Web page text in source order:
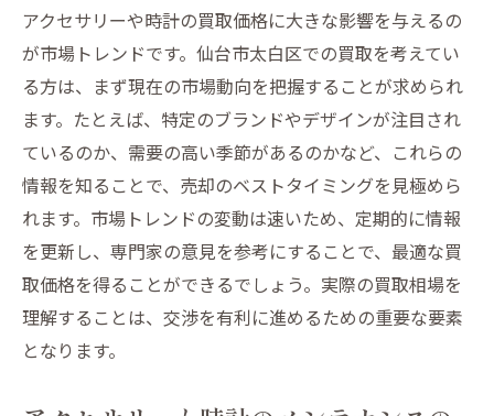
査定プロセスの透明性を確保する
業者の買取実績を確認する
取引条件と契約書の確認ポイント
アフターサービスの重要性
買取前に知っておくべき仙台市太白区でのブラ
ンド品アクセサリーと時計の査定のコツ
査定金額に影響を与える要因
査定前に準備すべき重要な書類
買取価格を上げるための日常的なケア
専門家による無料査定サービスを利用
アクセサリーや時計の買取価格に大きな影響を与えるの
が市場トレンドです。仙台市太白区での買取を考えてい
る方は、まず現在の市場動向を把握することが求められ
ます。たとえば、特定のブランドやデザインが注目され
ているのか、需要の高い季節があるのかなど、これらの
情報を知ることで、売却のベストタイミングを見極めら
れます。市場トレンドの変動は速いため、定期的に情報
を更新し、専門家の意見を参考にすることで、最適な買
取価格を得ることができるでしょう。実際の買取相場を
理解することは、交渉を有利に進めるための重要な要素
となります。